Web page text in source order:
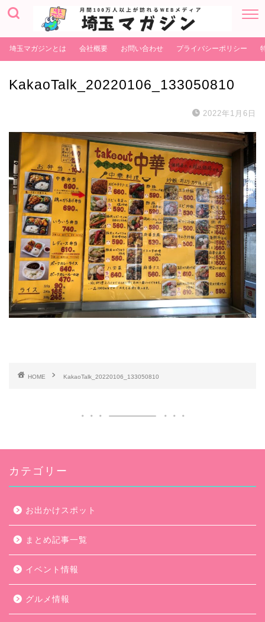
埼玉マガジンとは 会社概要 お問い合わせ プライバシーポリシー
KakaoTalk_20220106_133050810
2022年1月6日
HOME KakaoTalk_20220106_133050810
カテゴリー
お出かけスポット
まとめ記事一覧
イベント情報
グルメ情報